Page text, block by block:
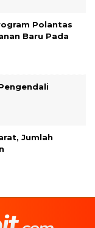
Polantas
Baru Pada
Jumlah